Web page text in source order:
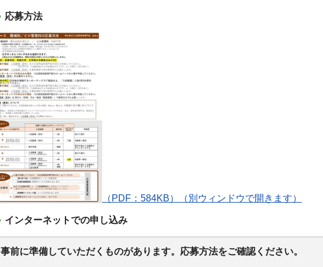
応募方法
（PDF：584KB）（別ウィンドウで開きます）
インターネットでの申し込み
事前に準備していただくものがあります。応募方法をご確認ください。